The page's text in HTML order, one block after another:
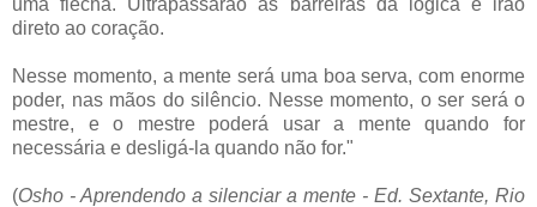
uma flecha. Ultrapassarão as barreiras da lógica e irão
direto ao coração.
Nesse momento, a mente será uma boa serva, com enorme
poder, nas mãos do silêncio. Nesse momento, o ser será o
mestre, e o mestre poderá usar a mente quando for
necessária e desligá-la quando não for."
(Osho - Aprendendo a silenciar a mente - Ed. Sextante, Rio